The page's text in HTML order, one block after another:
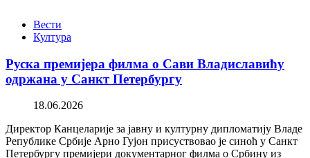
Вести
Култура
Руска премијера филма о Сави Владиславићу
одржана у Санкт Петербургу
18.06.2026
Директор Канцеларије за јавну и културну дипломатију Владе
Републике Србије Арно Гујон присуствовао је синоћ у Санкт
Петербургу премијери документарног филма о Србину из